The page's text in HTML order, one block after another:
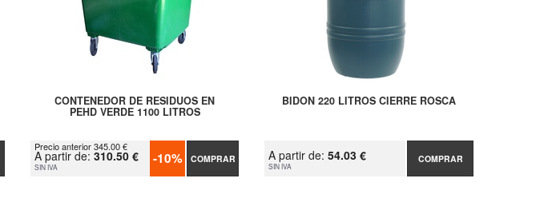
CONTENEDOR DE RESIDUOS EN
PEHD VERDE 1100 LITROS
Precio anterior 345.00 €
A partir de: 310.50 €
SIN IVA -10% COMPRAR
BIDON 220 LITROS CIERRE ROSCA
A partir de:54.03 €
SIN IVA
COMPRAR